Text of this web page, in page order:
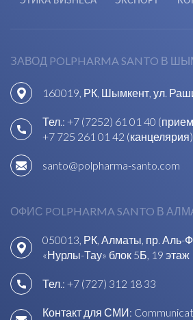
ЗАВОД POLPHARMA SANTO В
160019, РК, Шымкент, ул.
Тел.: +7 (7252) 61 01 40
+7 725 261 01 42 (канцелярия)
santo@polpharma-santo.com
ОФИС POLPHARMA SANTO В
050013, РК, Алматы, пр.
«Нурлы-Тау» блок 5Б, 19 этаж
Тел.: +7 (727) 312 18 33
Контакт для СМИ: